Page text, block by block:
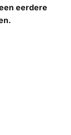
eerdere